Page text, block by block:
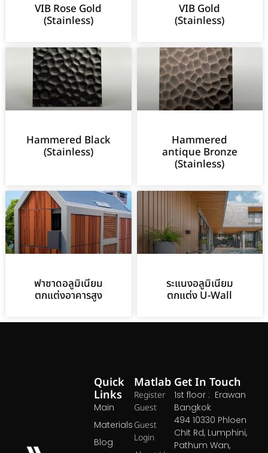
VIB Rose Gold
(Stainless)
VIB Gold
(Stainless)
Hammered Black
(Stainless)
Hammered
antique Bronze
(Stainless)
ฟาซาดอลูมิเนียม
ตกแต่งอาคารสูง
ระแนงอลูมิเนียม
ตกแต่ง U-Wall
Matlab
Register
Guest
Guest
Login
Quick
Links
Main
Materials
Blog
Get In Touch
1st floor : Erawan
Bangkok
494 10330 Phloen
Chit Rd, Lumphini,
Pathum Wan,